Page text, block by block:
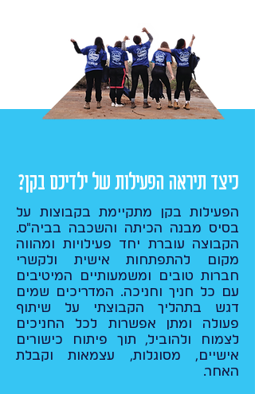
כיצד תיראה הפעילות של ילדיכם בקן?
הפעילות בקן מתקיימת בקבוצות על
בסיס מבנה הכיתה והשכבה בביה"ס.
הקבוצה עוברת יחד פעילויות ומהווה
מקום להתפתחות אישית ולקשרי
חברות טובים ומשמעותיים המיטיבים
עם כל חניך וחניכה. המדריכים שמים
דגש בתהליך הקבוצתי על שיתוף
פעולה ומתן אפשרות לכל החניכים
לצמוח ולהוביל, תוך פיתוח כישורים
אישיים, מסוגלות, עצמאות וקבלת
האחר.